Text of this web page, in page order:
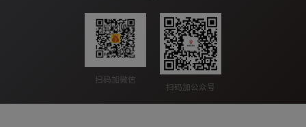
扫码加微信
扫码加公众号